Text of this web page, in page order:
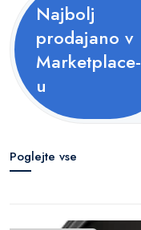
Najbolj
prodajano v
Marketplace-
u
Poglejte vse